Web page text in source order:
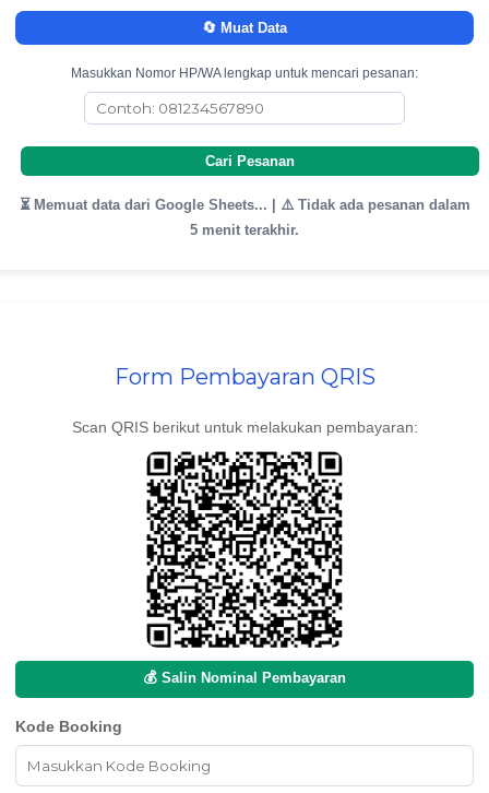
🔄 Muat Data
Masukkan Nomor HP/WA lengkap untuk mencari pesanan:
Cari Pesanan
⏳ Memuat data dari Google Sheets... | ⚠️ Tidak ada pesanan dalam
5 menit terakhir.
Form Pembayaran QRIS
Scan QRIS berikut untuk melakukan pembayaran:
💰 Salin Nominal Pembayaran
Kode Booking